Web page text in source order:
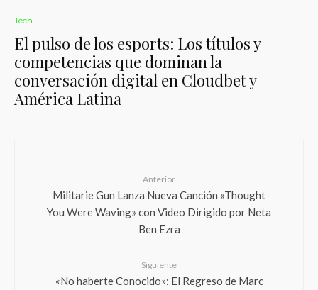
Tech
El pulso de los esports: Los títulos y
competencias que dominan la
conversación digital en Cloudbet y
América Latina
Anterior
Militarie Gun Lanza Nueva Canción «Thought
You Were Waving» con Video Dirigido por Neta
Ben Ezra
Siguiente
«No haberte Conocido»: El Regreso de Marc